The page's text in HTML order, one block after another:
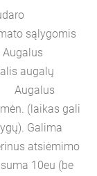
sąlygomis
augalų
(laikas gali
Galima
atsiėmimo
10eu (be